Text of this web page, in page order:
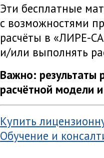
Эти бесплатные
с возможностями
расчёты в «ЛИРЕ-
и/или выполнять
Важно: результаты
расчётной модели
Купить
Обучение и